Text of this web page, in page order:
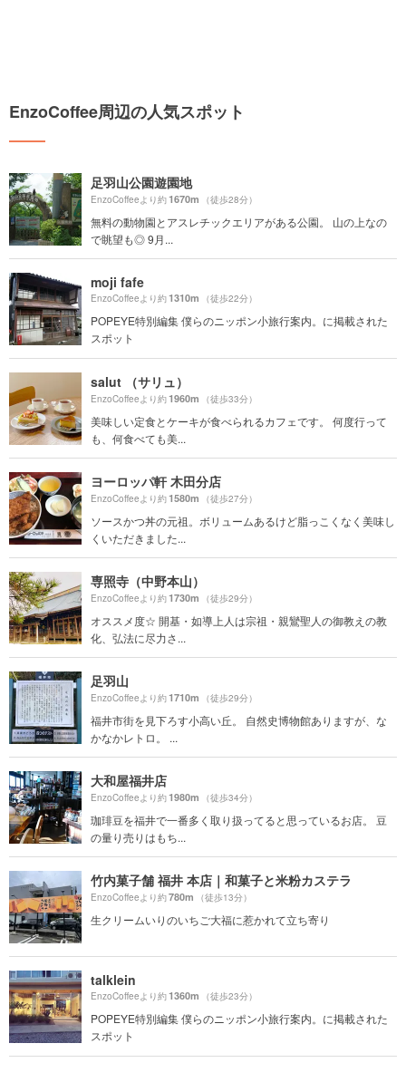
EnzoCoffee周辺の人気スポット
足羽山公園遊園地
EnzoCoffeeより約1670m （徒歩28分）
無料の動物園とアスレチックエリアがある公園。 山の上なの
で眺望も◎ 9月...
moji fafe
EnzoCoffeeより約1310m （徒歩22分）
POPEYE特別編集 僕らのニッポン小旅行案内。に掲載された
スポット
salut （サリュ）
EnzoCoffeeより約1960m （徒歩33分）
美味しい定食とケーキが食べられるカフェです。 何度行って
も、何食べても美...
ヨーロッパ軒 木田分店
EnzoCoffeeより約1580m （徒歩27分）
ソースかつ丼の元祖。ボリュームあるけど脂っこくなく美味し
くいただきました...
専照寺（中野本山）
EnzoCoffeeより約1730m （徒歩29分）
オススメ度☆ 開基・如導上人は宗祖・親鸞聖人の御教えの教
化、弘法に尽力さ...
足羽山
EnzoCoffeeより約1710m （徒歩29分）
福井市街を見下ろす小高い丘。 自然史博物館ありますが、な
かなかレトロ。 ...
大和屋福井店
EnzoCoffeeより約1980m （徒歩34分）
珈琲豆を福井で一番多く取り扱ってると思っているお店。 豆
の量り売りはもち...
竹内菓子舗 福井 本店｜和菓子と米粉カステラ
EnzoCoffeeより約780m （徒歩13分）
生クリームいりのいちご大福に惹かれて立ち寄り
talklein
EnzoCoffeeより約1360m （徒歩23分）
POPEYE特別編集 僕らのニッポン小旅行案内。に掲載された
スポット